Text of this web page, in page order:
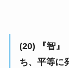
(20) 『智』
ち、平等に